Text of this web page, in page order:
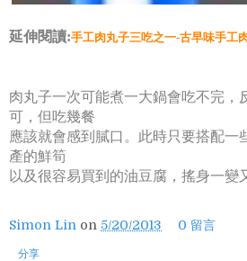
延伸閱讀:手工肉丸子三吃之一-古早味手工
肉丸子一次可能煮一大鍋會吃不完，
可，但吃幾餐
應該就會感到膩口。此時只要搭配一
產的鮮筍
以及很容易買到的油豆腐，搖身一變
Simon Lin on 5/20/2013 0 留言
分享